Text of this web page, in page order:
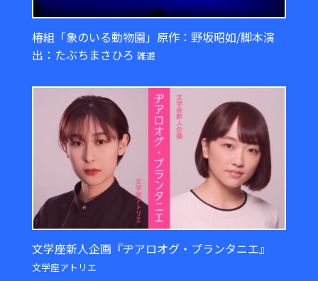
椿組「象のいる動物園」原作：野坂昭如/脚本演
出：たぶちまさひろ雑遊
文学座新人企画『ヂアロオグ・プランタニエ』
文学座アトリエ